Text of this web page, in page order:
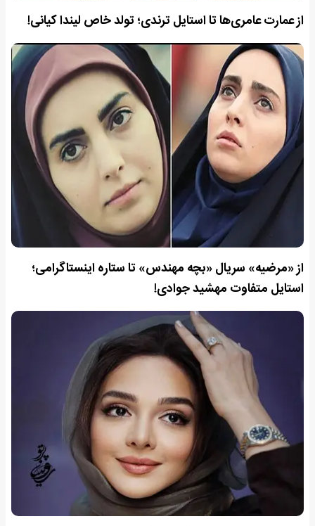
از عمارت عامری‌ها تا استایل ترندی؛ تولد خاص لیندا کیانی!
از «مرضیه» سریال «بچه مهندس» تا ستاره اینستاگرامی؛
استایل متفاوت مهشید جوادی!